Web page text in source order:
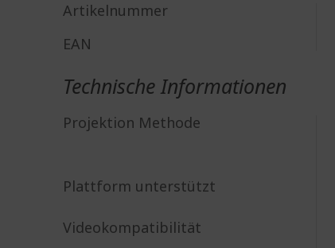
Artikelnummer
EAN
Technische Informationen
Projektion Methode
Plattform unterstützt
Videokompatibilität